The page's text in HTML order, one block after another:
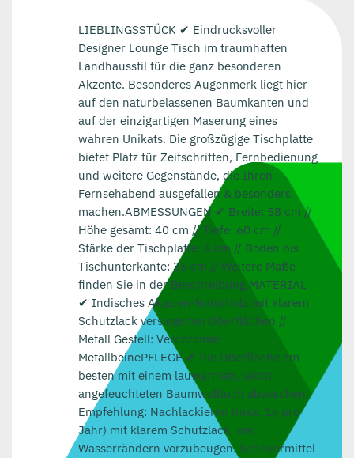
LIEBLINGSSTÜCK ✔ Eindrucksvoller
Designer Lounge Tisch im traumhaften
Landhausstil für die ganz besonderen
Akzente. Besonderes Augenmerk liegt hier
auf den naturbelassenen Baumkanten und
auf der einzigartigen Maserung eines
wahren Unikats. Die großzügige Tischplatte
bietet Platz für Zeitschriften, Fernbedienung
und weitere Gegenstände, die Ihren
Fernsehabend ausgefallen & besonders
machen.ABMESSUNGEN ✔ Breite: 58 cm //
Höhe gesamt: 40 cm // Tiefe: 60 cm //
Stärke der Tischplatte: 4 cm // Boden bis
Tischunterkante: 36 cm // Weitere Maße
finden Sie in der Beschreibung.MATERIAL
✔ Indisches Akazien-Naturholz mit klarem
Schutzlack versiegelten Oberflächen //
Metall Gestell: Verchromte
MetallbeinePFLEGE ✔ Die Oberfläche am
besten mit einem lauwarmen, leicht
angefeuchteten Baumwolltuch abwischen.
Empfehlung: Nachlackieren (max. 1x pro
Jahr) mit klarem Schutzlack, um
Wasserrändern vorzubeugen. Scheuermittel